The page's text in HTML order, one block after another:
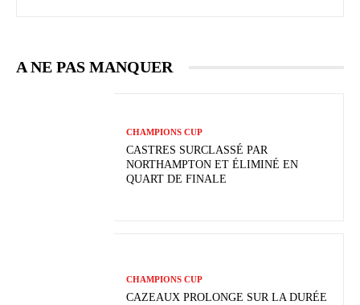
A NE PAS MANQUER
CHAMPIONS CUP
CASTRES SURCLASSÉ PAR
NORTHAMPTON ET ÉLIMINÉ EN
QUART DE FINALE
CHAMPIONS CUP
CAZEAUX PROLONGE SUR LA DURÉE